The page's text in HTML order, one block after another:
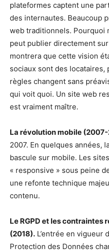
plateformes captent une
des internautes. Beaucoup
web traditionnels. Pourquoi
peut publier directement sur
montrera que cette vision
sociaux sont des
règles changent sans
qui voit quoi. Un site web
est vraiment maître.
La révolution mobile
2007. En quelques années,
bascule sur mobile. Les
« responsive » sous peine
une refonte technique
contenu.
Le RGPD et les contraintes
(2018). L’entrée en vigueur
Protection des Données